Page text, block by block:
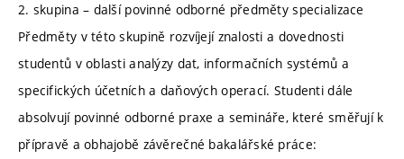
2. skupina – další povinné odborné předměty specializace
Předměty v této skupině rozvíjejí znalosti a dovednosti
studentů v oblasti analýzy dat, informačních systémů a
specifických účetních a daňových operací. Studenti dále
absolvují povinné odborné praxe a semináře, které směřují k
přípravě a obhajobě závěrečné bakalářské práce: